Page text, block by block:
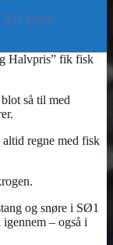
Nyt Ingen